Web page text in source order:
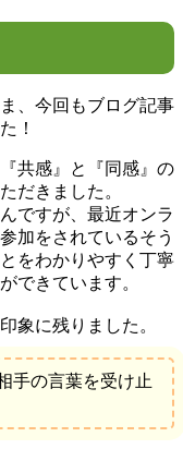
、今回もブログ記事
！
共感』と『同感』の
だきました。
ですが、最近オンラ
加をされているそう
をわかりやすく丁寧
できています。
象に残りました。
手の言葉を受け止